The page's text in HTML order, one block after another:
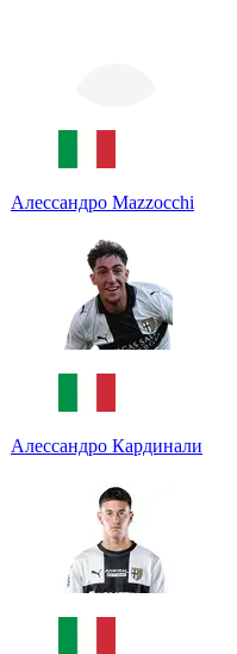
Алессандро Mazzocchi
Алессандро Кардинали